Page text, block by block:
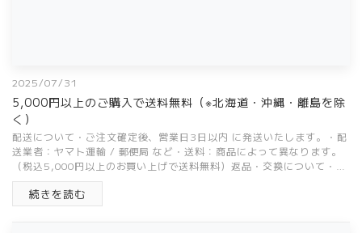
5,000円以上のご購入で送料無料（※北海道・沖縄・離島を除
く）
2025/07/31
配送について・ご注文確定後、営業日3日以内 に発送いたします。・配
送業者：ヤマト運輸 / 郵便局 など・送料：商品によって異なります。
（税込5,000円以上のお買い上げで送料無料）返品・交換について・
商...
続きを読む